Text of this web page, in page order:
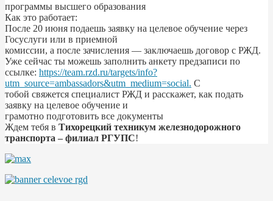
программы высшего образования
Как это работает:
После 20 июня подаешь заявку на целевое обучение через
Госуслуги или в приемной
комиссии, а после зачисления — заключаешь договор с РЖД.
Уже сейчас ты можешь заполнить анкету предзаписи по
ссылке: https://team.rzd.ru/targets/info?
utm_source=ambassadors&utm_medium=social. С
тобой свяжется специалист РЖД и расскажет, как подать
заявку на целевое обучение и
грамотно подготовить все документы
Ждем тебя в Тихорецкий техникум железнодорожного
транспорта – филиал РГУПС!